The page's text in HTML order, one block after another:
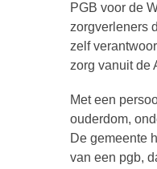
PGB voor de
zorgverleners
zelf
zorg vanuit de
Met een
ouderdom,
De gemeente
van een pgb,